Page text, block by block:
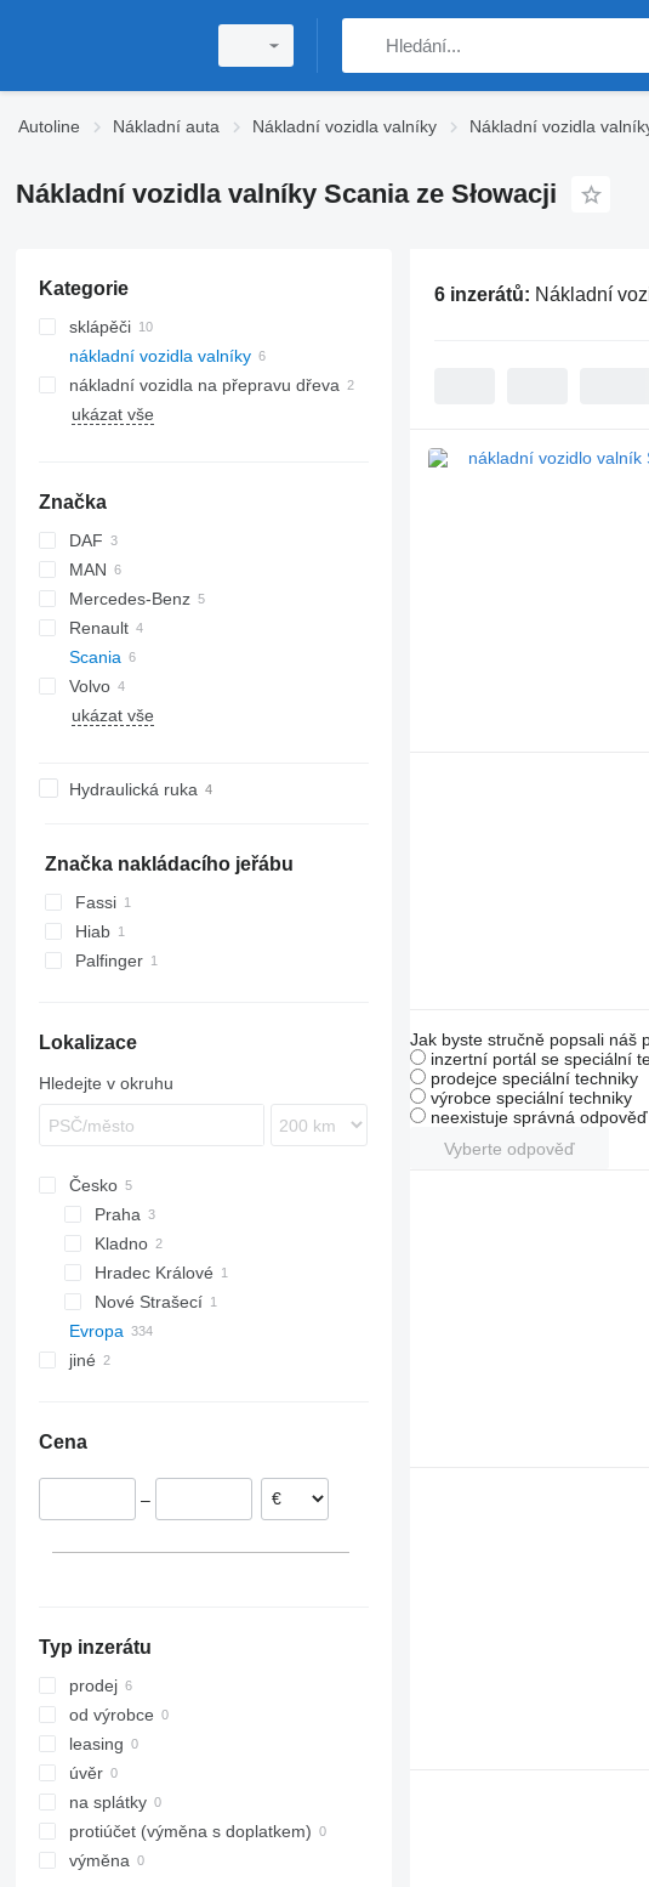
Autoline Nákladní auta Nákladní vozidla valníky Nákladní vozidla
Nákladní vozidla valníky Scania ze Słowacji
Kategorie
sklápěči
nákladní vozidla valníky
nákladní vozidla na přepravu dřeva
ukázat vše
Značka
DAF
CF
XF
EuroCargo
Magirus
MAN
TGA
TGL
TGS
Mercedes-Benz
Actros
Antos
Arocs
Axor
Boxer
Renault
C-series
Midlum
T-series
Scania
G-series
G420
P-series
Volvo
FH
ukázat vše
Hydraulická ruka
Značka nakládacího jeřábu
Fassi
Hiab
Palfinger
Lokalizace
Hledejte v okruhu
Česko
Praha
Kladno
Hradec Králové
Nové Strašecí
Evropa
Španělsko
Německo
Zilina
jiné
Cena
–
Typ inzerátu
prodej
od výrobce
leasing
úvěr
na splátky
protiúčet (výměna s doplatkem)
výměna
6 inzerátů: Nákladní
Jak byste stručně popsali náš
inzertní portál se speciální
prodejce speciální techniky
výrobce speciální techniky
neexistuje správná odpověď
Vyberte odpověď